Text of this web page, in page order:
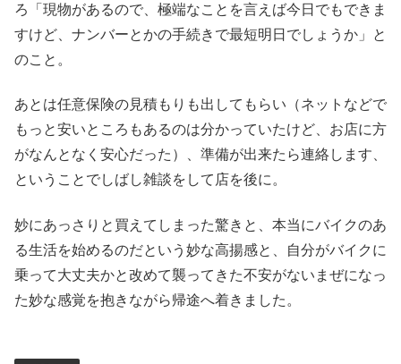
ろ「現物があるので、極端なことを言えば今日でもできま
すけど、ナンバーとかの手続きで最短明日でしょうか」と
のこと。
あとは任意保険の見積もりも出してもらい（ネットなどで
もっと安いところもあるのは分かっていたけど、お店に方
がなんとなく安心だった）、準備が出来たら連絡します、
ということでしばし雑談をして店を後に。
妙にあっさりと買えてしまった驚きと、本当にバイクのあ
る生活を始めるのだという妙な高揚感と、自分がバイクに
乗って大丈夫かと改めて襲ってきた不安がないまぜになっ
た妙な感覚を抱きながら帰途へ着きました。